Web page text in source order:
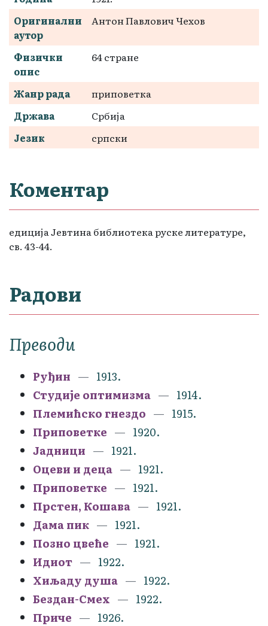
Оригинални
аутор
Антон Павлович Чехов
Физички
опис
64 стране
Жанр рада
приповетка
Држава
Србија
Језик
српски
Коментар
едиција Јевтина библиотека руске литературе,
св. 43-44.
Радови
Преводи
Руђин
1913.
Студије оптимизма
1914.
Племићско гнездо
1915.
Приповетке
1920.
Јадници
1921.
Оцеви и деца
1921.
Приповетке
1921.
Прстен, Кошава
1921.
Дама пик
1921.
Позно цвеће
1921.
Идиот
1922.
Хиљаду душа
1922.
Бездан-Смех
1922.
Приче
1926.